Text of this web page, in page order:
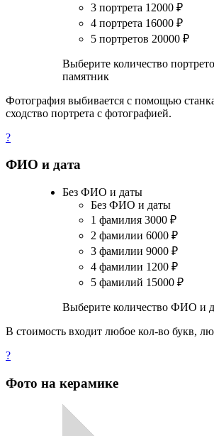
3 портрета 12000 ₽
4 портрета 16000 ₽
5 портретов 20000 ₽
Выберите количество
памятник
Фотография выбивается с помощью
сходство портрета с фотографией.
?
ФИО и дата
Без ФИО и даты
Без ФИО и даты
1 фамилия 3000 ₽
2 фамилии 6000 ₽
3 фамилии 9000 ₽
4 фамилии 1200 ₽
5 фамилий 15000 ₽
Выберите количество ФИО и
В стоимость входит любое кол-во букв,
?
Фото на керамике